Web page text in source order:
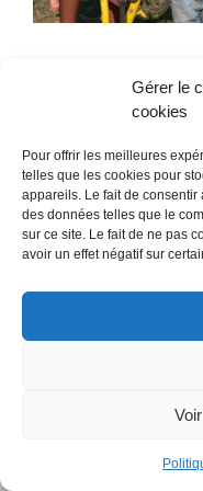
Gérer le
cookies
Pour offrir les meilleures
telles que les cookies pour
appareils. Le fait de
des données telles que le
sur ce site. Le fait de ne pas
avoir un effet négatif sur
Copyright